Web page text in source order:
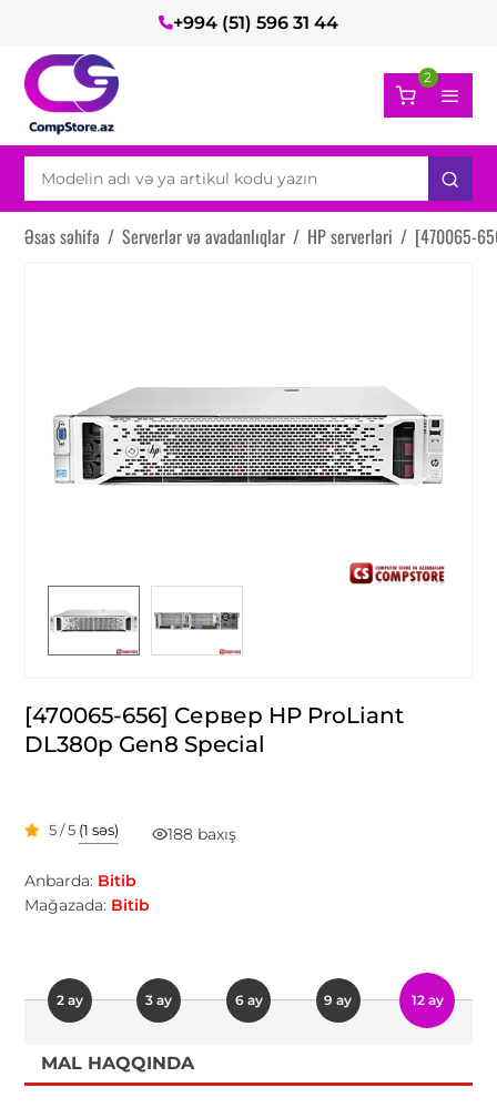
+994 (51) 596 31 44
2
Əsas səhifə / Serverlər və avadanlıqlar / HP serverləri / [470065-
[470065-656] Сервер HP ProLiant
DL380p Gen8 Special
5 / 5 (1 səs) 188 baxış
Anbarda: Bitib
Mağazada: Bitib
2 ay 3 ay 6 ay 9 ay 12 ay
MAL HAQQINDA